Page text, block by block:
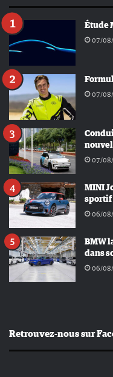
Étude
07/
07/
07/
MINI
sportif
06/
BMW
dans
06/
Retrouvez-nous sur